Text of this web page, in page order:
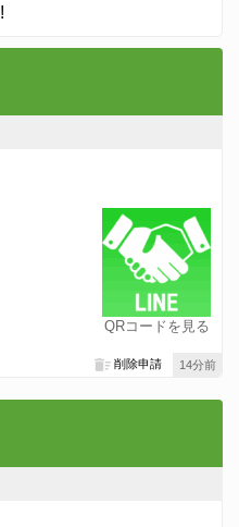
QRコードを見る
14分前
削除申請